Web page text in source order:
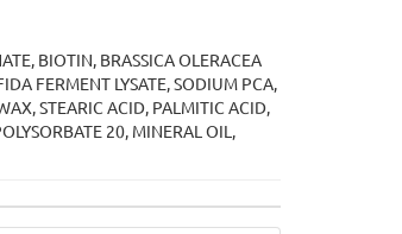
BIOTIN, BRASSICA OLERACEA
FERMENT LYSATE, SODIUM PCA,
STEARIC ACID, PALMITIC ACID,
20, MINERAL OIL,